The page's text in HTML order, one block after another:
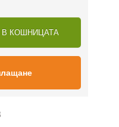
КОШНИЦАТА